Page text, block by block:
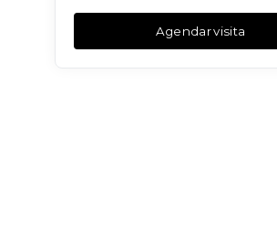
Agendar visita